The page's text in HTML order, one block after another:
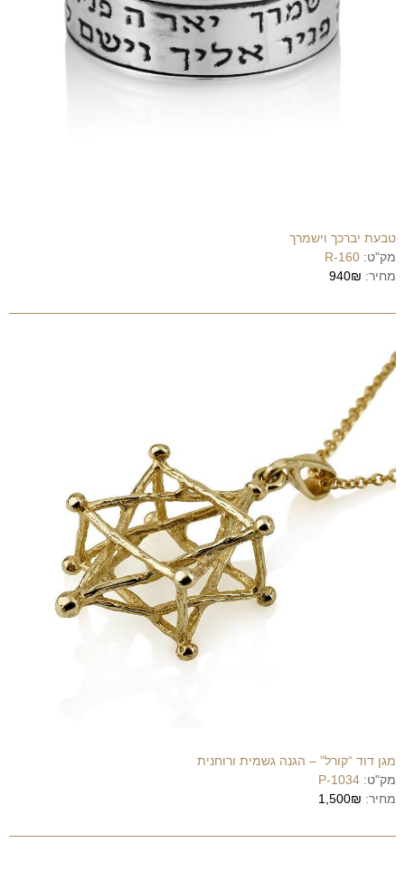
טבעת יברכך וישמרך
מק"ט: R-160
מחיר: 940₪
מגן דוד “קורל” – הגנה גשמית ורוחנית
מק"ט: P-1034
מחיר: 1,500₪